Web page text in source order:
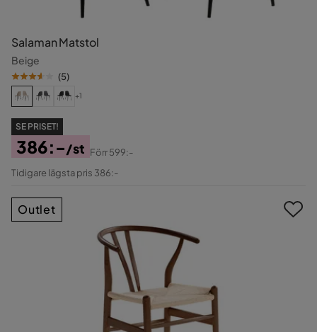
Salaman Matstol
Beige
(5)
+1
SE PRISET!
Pris
386:-/st
Original
Förr599:-
Tidigare lägsta pris 386:-
Outlet